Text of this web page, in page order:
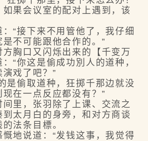
果会议室的配对上遇到，该
接下来不用管他了，我仔细
不可能跟他合作的。”
口又闪烁出来的【千变万
“你这是偷成功別人的道种，
戏了吧？”
偷取道种，狂掷千那边就没
在一点反应都没有？”
，张羽除了上课、交流之
太月白的身旁，和对方商谈
法条目標。
说道：“发钱这事，我觉得